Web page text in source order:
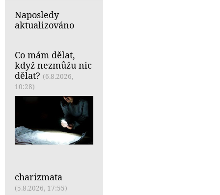
Naposledy
aktualizováno
Co mám dělat,
když nezmůžu nic
dělat? (6.8.2026,
10:28)
charizmata
(5.8.2026, 17:55)